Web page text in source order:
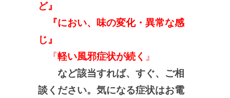
ど』
『におい、味の変化・異常な感
じ』
『軽い風邪症状が続く 』
など該当すれば、すぐ、ご相
談ください。気になる症状はお電